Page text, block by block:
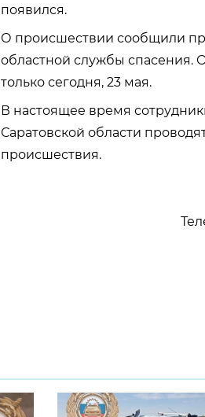
появился.
О происшествии сообщили
областной службы спасения.
только сегодня, 23 мая.
В настоящее время
Саратовской области
происшествия.